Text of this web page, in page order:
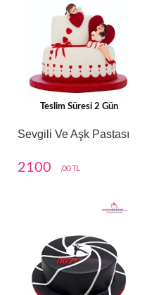
Teslim Süresi 2 Gün
Sevgili Ve Aşk Pastası
2100 ,00 TL